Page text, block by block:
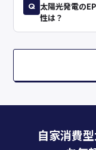
Q 太陽光発電の
性は？
自家消費